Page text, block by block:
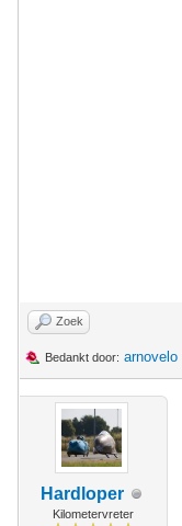
Zoek
Bedankt door: arnovelo
Hardloper
Kilometervreter